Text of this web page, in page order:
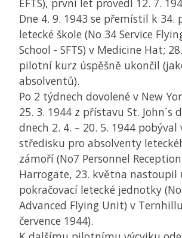
EFTS), první let provedl 12. 7.
Dne 4. 9. 1943 se přemístil k 34.
letecké škole (No 34 Service
School - SFTS) v Medicine Hat;
pilotní kurz úspěšně ukončil
absolventů).
Po 2 týdnech dovolené v New
25. 3. 1944 z přístavu St. John´s
dnech 2. 4. – 20. 5. 1944 pobýval
středisku pro absolventy
zámoří (No7 Personnel
Harrogate, 23. května
pokračovací letecké jednotky
Advanced Flying Unit) v
července 1944).